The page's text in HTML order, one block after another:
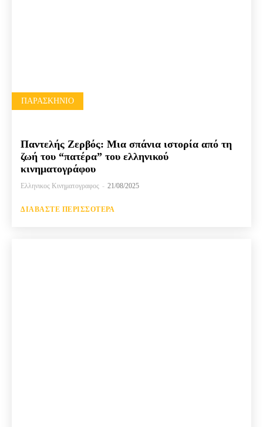
ΠΑΡΑΣΚΉΝΙΟ
Παντελής Ζερβός: Μια σπάνια ιστορία από τη
ζωή του “πατέρα” του ελληνικού
κινηματογράφου
Ελληνικος Κινηματογραφος - 21/08/2025
ΔΙΑΒΆΣΤΕ ΠΕΡΙΣΣΌΤΕΡΑ